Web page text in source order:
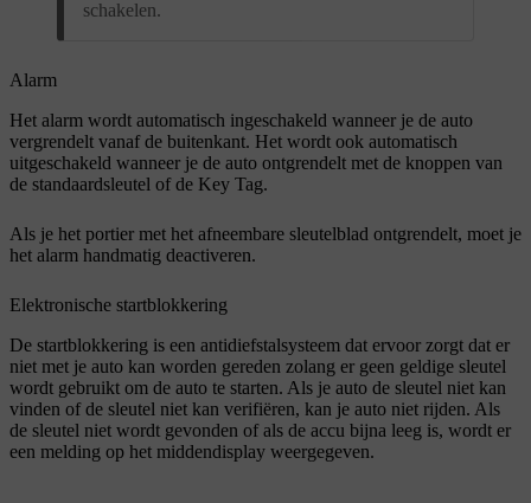
schakelen.
Alarm
Het alarm wordt automatisch ingeschakeld wanneer je de auto
vergrendelt vanaf de buitenkant. Het wordt ook automatisch
uitgeschakeld wanneer je de auto ontgrendelt met de knoppen van
de standaardsleutel of de Key Tag.
Als je het portier met het afneembare sleutelblad ontgrendelt, moet je
het alarm handmatig deactiveren.
Elektronische startblokkering
De startblokkering is een antidiefstalsysteem dat ervoor zorgt dat er
niet met je auto kan worden gereden zolang er geen geldige sleutel
wordt gebruikt om de auto te starten. Als je auto de sleutel niet kan
vinden of de sleutel niet kan verifiëren, kan je auto niet rijden. Als
de sleutel niet wordt gevonden of als de accu bijna leeg is, wordt er
een melding op het middendisplay weergegeven.